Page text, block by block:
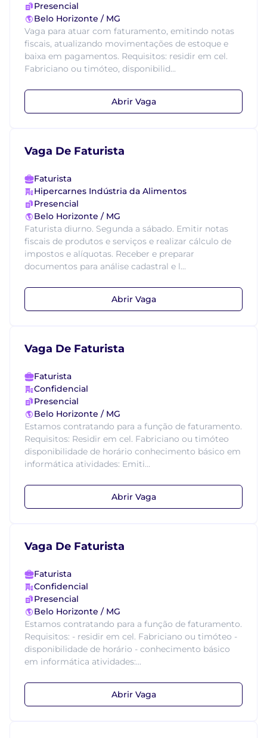
Presencial
Belo Horizonte / MG
Vaga para atuar com faturamento, emitindo notas
fiscais, atualizando movimentações de estoque e
baixa em pagamentos. Requisitos: residir em cel.
Fabriciano ou timóteo, disponibilid...
Abrir Vaga
Vaga De Faturista
Faturista
Hipercarnes Indústria da Alimentos
Presencial
Belo Horizonte / MG
Faturista diurno. Segunda a sábado. Emitir notas
fiscais de produtos e serviços e realizar cálculo de
impostos e alíquotas. Receber e preparar
documentos para análise cadastral e l...
Abrir Vaga
Vaga De Faturista
Faturista
Confidencial
Presencial
Belo Horizonte / MG
Estamos contratando para a função de faturamento.
Requisitos: Residir em cel. Fabriciano ou timóteo
disponibilidade de horário conhecimento básico em
informática atividades: Emiti...
Abrir Vaga
Vaga De Faturista
Faturista
Confidencial
Presencial
Belo Horizonte / MG
Estamos contratando para a função de faturamento.
Requisitos: - residir em cel. Fabriciano ou timóteo -
disponibilidade de horário - conhecimento básico
em informática atividades:...
Abrir Vaga